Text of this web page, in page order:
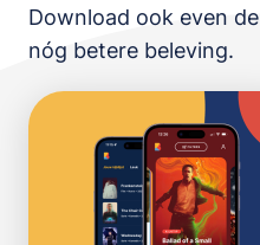
Download ook even de
nóg betere beleving.